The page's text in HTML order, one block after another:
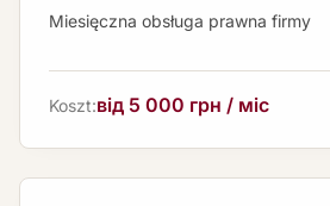
Miesięczna obsługa prawna firmy
Koszt:від 5 000 грн / міс